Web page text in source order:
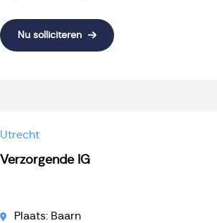
Nu solliciteren
Utrecht
Verzorgende IG
Plaats: Baarn